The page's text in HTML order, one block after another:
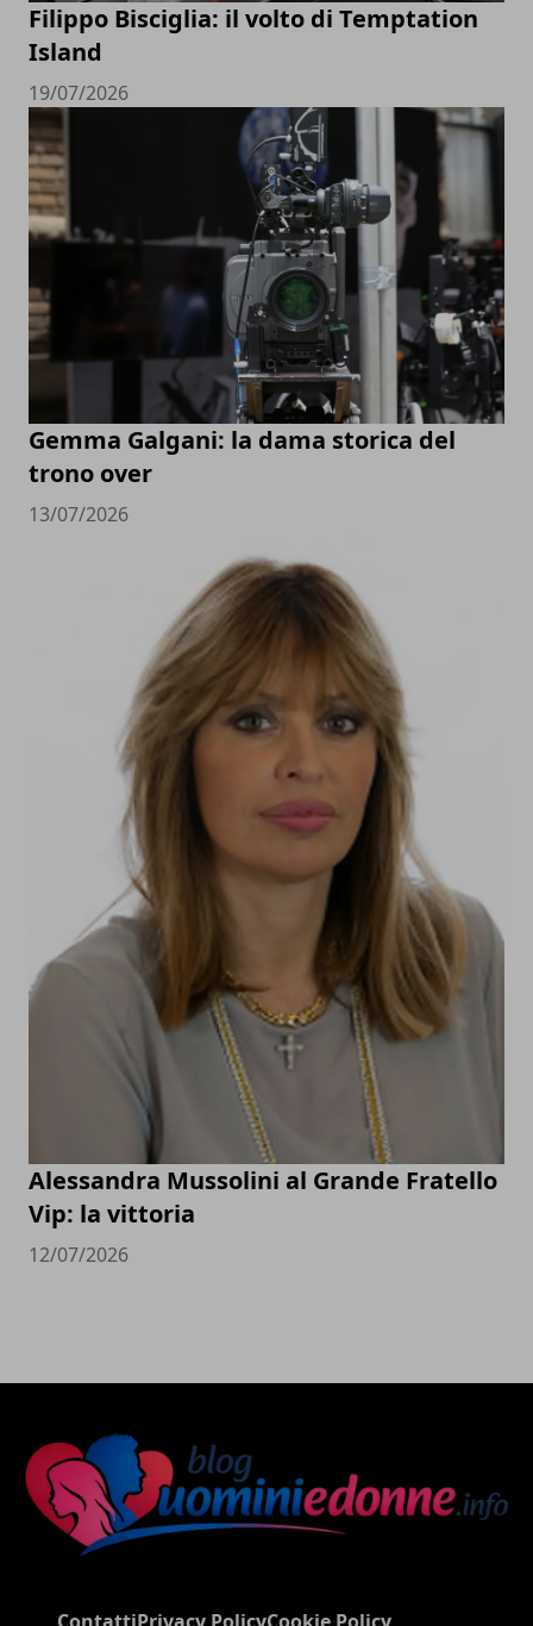
Filippo Bisciglia: il volto di Temptation
Island
19/07/2026
Gemma Galgani: la dama storica del
trono over
13/07/2026
Alessandra Mussolini al Grande Fratello
Vip: la vittoria
12/07/2026